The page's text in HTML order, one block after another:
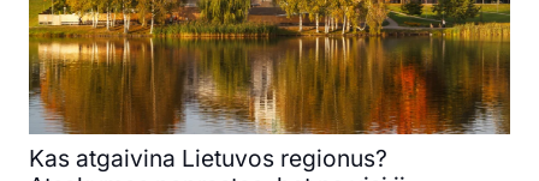
Kas atgaivina Lietuvos regionus?